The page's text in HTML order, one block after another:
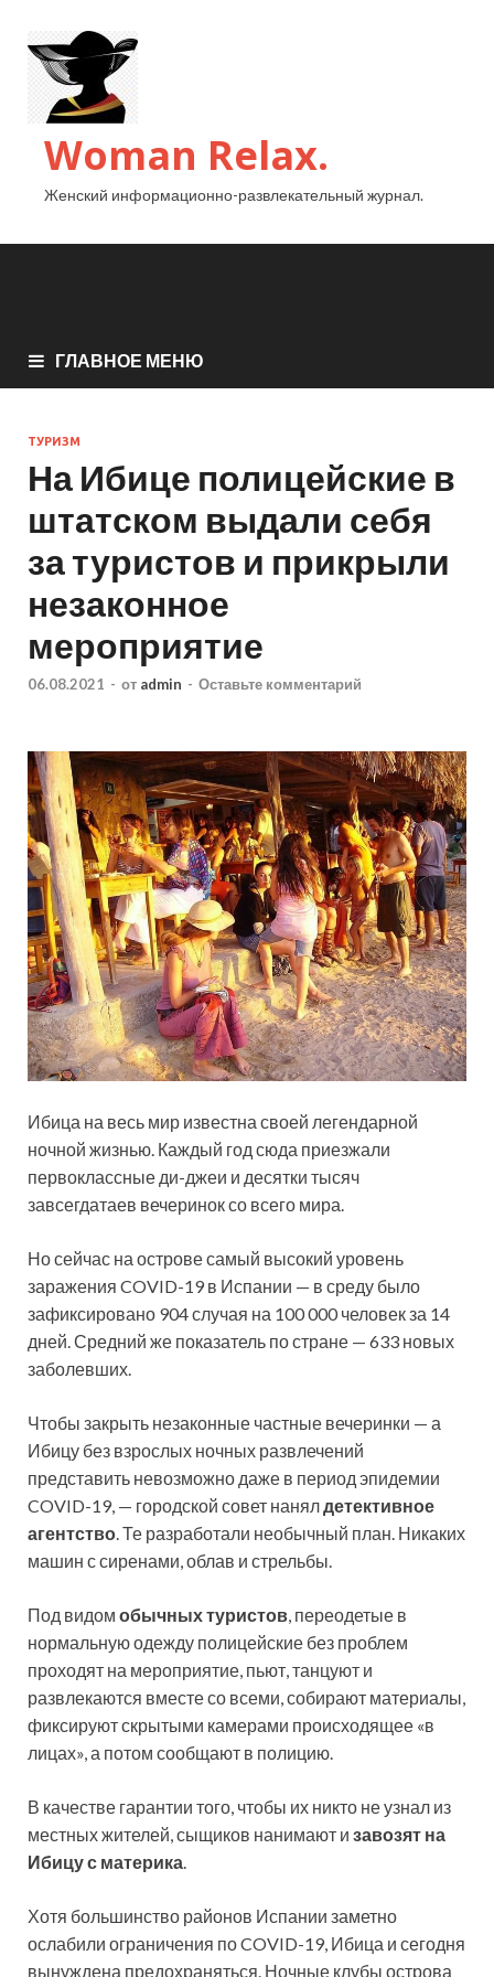
Woman Relax.
Женский информационно-развлекательный журнал.
ГЛАВНОЕ МЕНЮ
ТУРИЗМ
На Ибице полицейские в
штатском выдали себя
за туристов и прикрыли
незаконное
мероприятие
06.08.2021 - от admin - Оставьте комментарий
Ибица на весь мир известна своей легендарной
ночной жизнью. Каждый год сюда приезжали
первоклассные ди-джеи и десятки тысяч
завсегдатаев вечеринок со всего мира.
Но сейчас на острове самый высокий уровень
заражения COVID-19 в Испании — в среду было
зафиксировано 904 случая на 100 000 человек за 14
дней. Средний же показатель по стране — 633 новых
заболевших.
Чтобы закрыть незаконные частные вечеринки — а
Ибицу без взрослых ночных развлечений
представить невозможно даже в период эпидемии
COVID-19, — городской совет нанял детективное
агентство . Те разработали необычный план. Никаких
машин с сиренами, облав и стрельбы.
Под видом обычных туристов , переодетые в
нормальную одежду полицейские без проблем
проходят на мероприятие, пьют, танцуют и
развлекаются вместе со всеми, собирают материалы,
фиксируют скрытыми камерами происходящее «в
лицах», а потом сообщают в полицию.
В качестве гарантии того, чтобы их никто не узнал из
местных жителей, сыщиков нанимают и завозят на
Ибицу с материка
Хотя большинство районов Испании заметно
ослабили ограничения по COVID-19, Ибица и сегодня
вынуждена предохраняться. Ночные клубы острова